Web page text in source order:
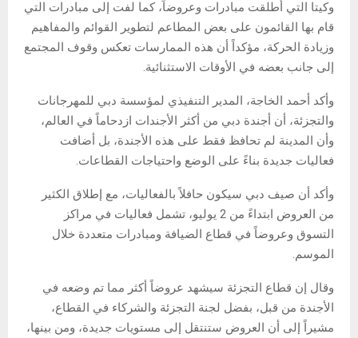
وكيتا التي أطلقت مبادرات وعروضاً، كما لفت إلى مبادرات التي
قام بها القائمون على بعض المطاعم لتطوير القوائم والمفاهيم
وزيادة الحركة، مؤكداً أن هذه الممارسات تعكس وقوف المجتمع
إلى جانب بعضه في الأوقات الاستثنائية.
وأكد أحمد الخاجة، المدير التنفيذي لمؤسسة دبي للمهرجانات
والتجزئة، أن أجندة دبي من أكثر الأجندات ازدحاماً في العالم،
وأن المدينة لم تحافظ فقط على هذه الأجندة، بل أضافت
فعاليات جديدة بناءً على الوضع واحتياجات القطاعات.
وأكد أن صيف دبي سيكون حافلاً بالفعاليات، مع إطلاق الكثير
من العروض ابتداءً من 2 يوليو، تشمل فعاليات في مراكز
التسوق وعروضاً في قطاع الضيافة ومبادرات متعددة خلال
الموسم.
وقال إن قطاع التجزئة سيشهد عروضاً أكثر مما تم وضعه في
الأجندة من قبل، بفضل لجنة التجزئة والشركاء في القطاع،
مشيراً إلى أن العروض ستنتقل إلى مستويات جديدة، ومن بينها،